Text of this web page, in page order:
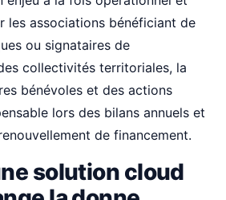
les associations bénéficiant de
ou signataires de
collectivités territoriales, la
bénévoles et des actions
lors des bilans annuels et
de financement.
solution cloud